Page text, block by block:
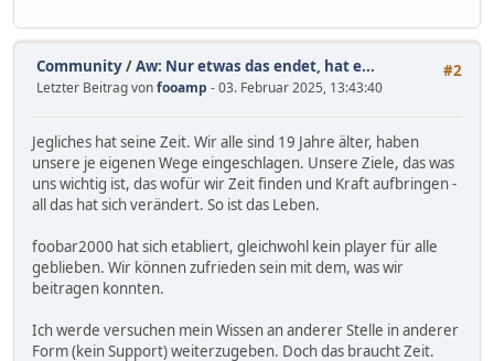
#2
Community/Aw: Nur etwas das endet, hat e...
Letzter Beitrag vonfooamp - 03. Februar 2025, 13:43:40
Jegliches hat seine Zeit. Wir alle sind 19 Jahre älter, haben
unsere je eigenen Wege eingeschlagen. Unsere Ziele, das was
uns wichtig ist, das wofür wir Zeit finden und Kraft aufbringen -
all das hat sich verändert. So ist das Leben.
foobar2000 hat sich etabliert, gleichwohl kein player für alle
geblieben. Wir können zufrieden sein mit dem, was wir
beitragen konnten.
Ich werde versuchen mein Wissen an anderer Stelle in anderer
Form (kein Support) weiterzugeben. Doch das braucht Zeit.